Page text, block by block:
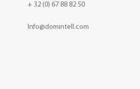
+ 32 (0) 67 88 82 50
Info@domintell.com